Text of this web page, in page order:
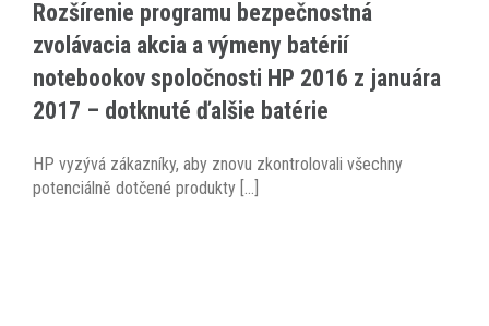
Rozšírenie programu bezpečnostná
zvolávacia akcia a výmeny batérií
notebookov spoločnosti HP 2016 z januára
2017 – dotknuté ďalšie batérie
HP vyzývá zákazníky, aby znovu zkontrolovali všechny
potenciálně dotčené produkty [...]